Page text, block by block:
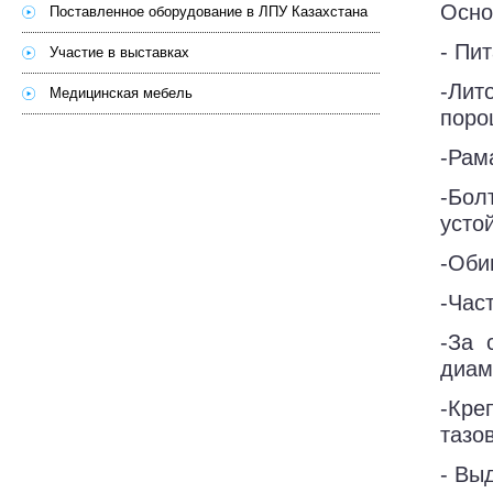
Поставленное оборудование в ЛПУ Казахстана
Участие в выставках
Медицинская мебель
-
-
-
-
-
-
-За
-
-